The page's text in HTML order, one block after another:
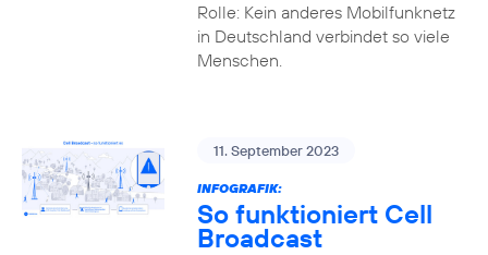
Rolle: Kein anderes Mobilfunknetz
in Deutschland verbindet so viele
Menschen.
11. September 2023
INFOGRAFIK:
So funktioniert Cell
Broadcast